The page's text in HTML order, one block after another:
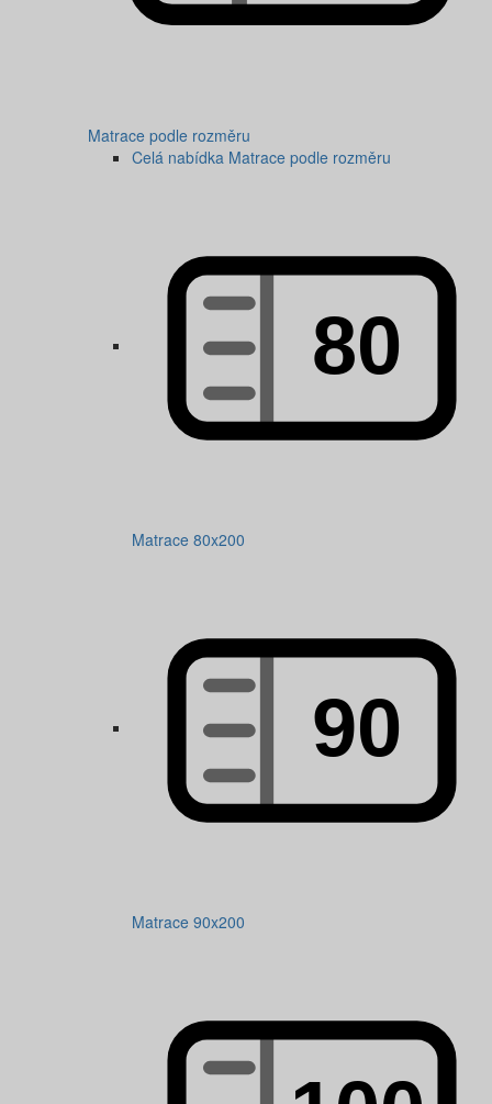
Matrace podle rozměru
Celá nabídka Matrace podle rozměru
Matrace 80x200
Matrace 90x200